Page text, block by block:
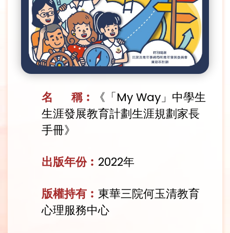
名 稱︰
《「My Way」中學生
生涯發展教育計劃生涯規劃家長
手冊》
出版年份︰ 2022年
版權持有︰ 東華三院何玉清教育
心理服務中心